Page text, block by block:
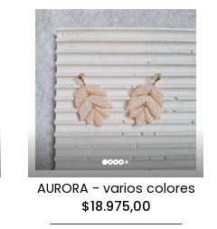
AURORA - varios colores
$18.975,00